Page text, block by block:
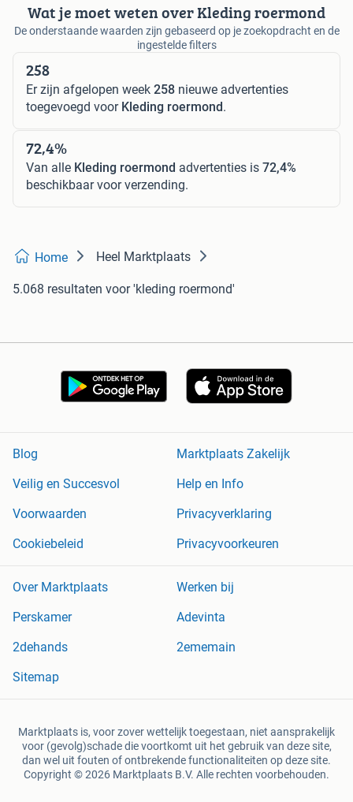
Wat je moet weten over Kleding roermond
De onderstaande waarden zijn gebaseerd op je zoekopdracht en de
ingestelde filters
258
Er zijn afgelopen week 258 nieuwe advertenties
toegevoegd voor Kleding roermond.
72,4%
Van alle Kleding roermond advertenties is 72,4%
beschikbaar voor verzending.
Home Heel Marktplaats
5.068 resultaten voor 'kleding roermond'
Blog
Marktplaats Zakelijk
Veilig en Succesvol
Help en Info
Voorwaarden
Privacyverklaring
Cookiebeleid
Privacyvoorkeuren
Over Marktplaats
Werken bij
Perskamer
Adevinta
2dehands
2ememain
Sitemap
Marktplaats is, voor zover wettelijk toegestaan, niet aansprakelijk
voor (gevolg)schade die voortkomt uit het gebruik van deze site,
dan wel uit fouten of ontbrekende functionaliteiten op deze site.
Copyright © 2026 Marktplaats B.V. Alle rechten voorbehouden.